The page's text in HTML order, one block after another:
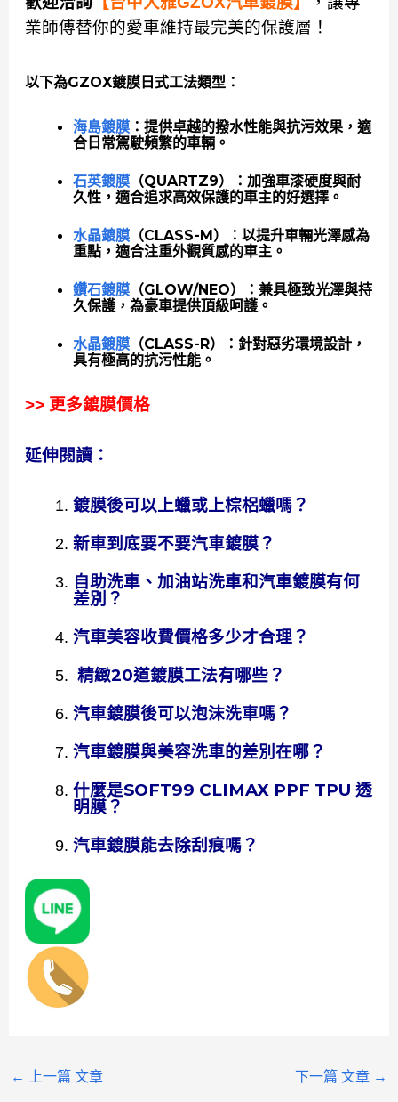
業師傅替你的愛車維持最完美的保護層！
以下為GZOX鍍膜日式工法類型：
海島鍍膜：提供卓越的撥水性能與抗污效果，適
合日常駕駛頻繁的車輛。
石英鍍膜（QUARTZ9）：加強車漆硬度與耐
久性，適合追求高效保護的車主的好選擇。
水晶鍍膜（CLASS-M）：以提升車輛光澤感為
重點，適合注重外觀質感的車主。
鑽石鍍膜（GLOW/NEO）：兼具極致光澤與持
久保護，為豪車提供頂級呵護。
水晶鍍膜（CLASS-R）：針對惡劣環境設計，
具有極高的抗污性能。
>> 更多鍍膜價格
延伸閱讀：
鍍膜後可以上蠟或上棕梠蠟嗎？
新車到底要不要汽車鍍膜？
自助洗車、加油站洗車和汽車鍍膜有何
差別？
汽車美容收費價格多少才合理？
精緻20道鍍膜工法有哪些？
汽車鍍膜後可以泡沫洗車嗎？
汽車鍍膜與美容洗車的差別在哪？
什麼是SOFT99 CLIMAX PPF TPU 透
明膜？
汽車鍍膜能去除刮痕嗎？
← 上一篇 文章 下一篇 文章 →